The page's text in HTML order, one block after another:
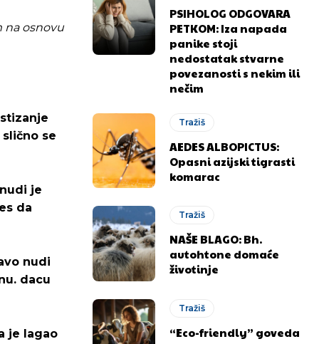
na osnovu
se
je
da
nudi
dacu
je lagao
PSIHOLOG ODGOVARA
PETKOM: Iza napada
panike stoji
nedostatak stvarne
povezanosti s nekim ili
nečim
Tražiš
AEDES ALBOPICTUS:
Opasni azijski tigrasti
komarac
Tražiš
NAŠE BLAGO: Bh.
autohtone domaće
životinje
Tražiš
“Eco-friendly” goveda